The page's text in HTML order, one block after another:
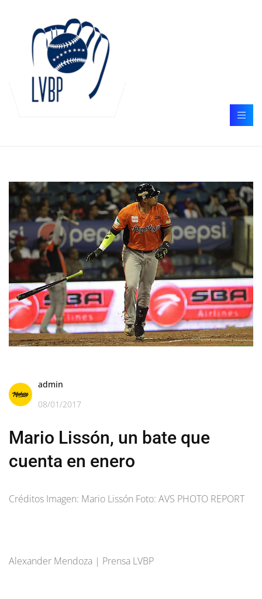
admin
08/01/2017
Mario Lissón, un bate que
cuenta en enero
Créditos Imagen: Mario Lissón Foto: AVS PHOTO REPORT
Alexander Mendoza | Prensa LVBP